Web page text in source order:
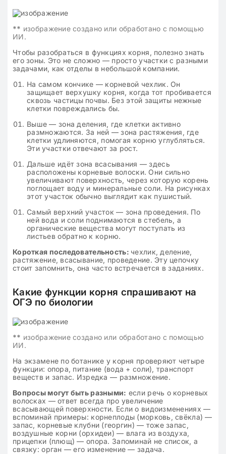
** изображение создано или обработано с помощью
ИИ.
Чтобы разобраться в функциях корня, полезно знать
его зоны. Это не сложно — просто участки с разными
задачами, как отделы в небольшой компании.
На самом кончике — корневой чехлик. Он
защищает верхушку корня, когда тот пробивается
сквозь частицы почвы. Без этой защиты нежные
клетки повреждались бы.
Выше — зона деления, где клетки активно
размножаются. За ней — зона растяжения, где
клетки удлиняются, помогая корню углубляться.
Эти участки отвечают за рост.
Дальше идёт зона всасывания — здесь
расположены корневые волоски. Они сильно
увеличивают поверхность, через которую корень
поглощает воду и минеральные соли. На рисунках
этот участок обычно выглядит как пушистый.
Самый верхний участок — зона проведения. По
ней вода и соли поднимаются в стебель, а
органические вещества могут поступать из
листьев обратно к корню.
Короткая последовательность: чехлик, деление,
растяжение, всасывание, проведение. Эту цепочку
стоит запомнить, она часто встречается в заданиях.
Какие функции корня спрашивают на
ОГЭ по биологии
** изображение создано или обработано с помощью
ИИ.
На экзамене по ботанике у корня проверяют четыре
функции: опора, питание (вода + соли), транспорт
веществ и запас. Изредка — размножение.
Вопросы могут быть разными: если речь о корневых
волосках — ответ всегда про увеличение
всасывающей поверхности. Если о видоизменениях —
вспоминай примеры: корнеплоды (морковь, свёкла) —
запас, корневые клубни (георгин) — тоже запас,
воздушные корни (орхидеи) — влага из воздуха,
прицепки (плющ) — опора. Запоминай не список, а
связку: орган — его изменение — задача.